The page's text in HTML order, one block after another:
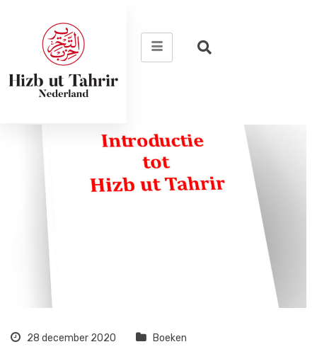
28 december 2020 Boeken